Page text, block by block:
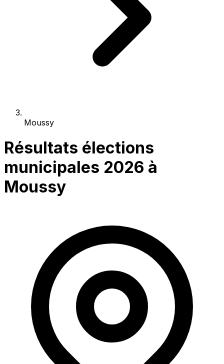
Moussy
Résultats élections
municipales 2026 à
Moussy